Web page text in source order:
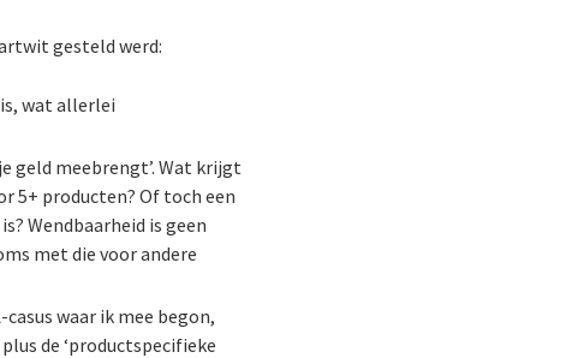
gesteld werd:
wat allerlei
geld meebrengt’. Wat krijgt
5+ producten? Of toch een
Wendbaarheid is geen
met die voor andere
waar ik mee begon,
de ‘productspecifieke